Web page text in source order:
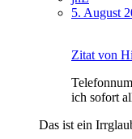
5. August
Zitat von
ich sofort
Das ist ein